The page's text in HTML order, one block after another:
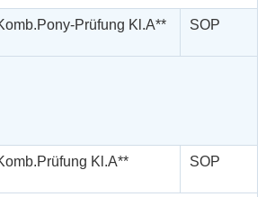
Prüfung Kl.A** SOP
Kl.A** SOP